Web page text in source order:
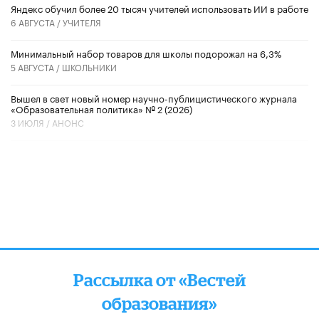
​Яндекс обучил более 20 тысяч учителей использовать ИИ в работе
6 АВГУСТА /УЧИТЕЛЯ
Минимальный набор товаров для школы подорожал на 6,3%
5 АВГУСТА / ШКОЛЬНИКИ
Вышел в свет новый номер научно-публицистического журнала
«Образовательная политика» № 2 (2026)
3 ИЮЛЯ / АНОНС
Рассылка от «Вестей
образования»